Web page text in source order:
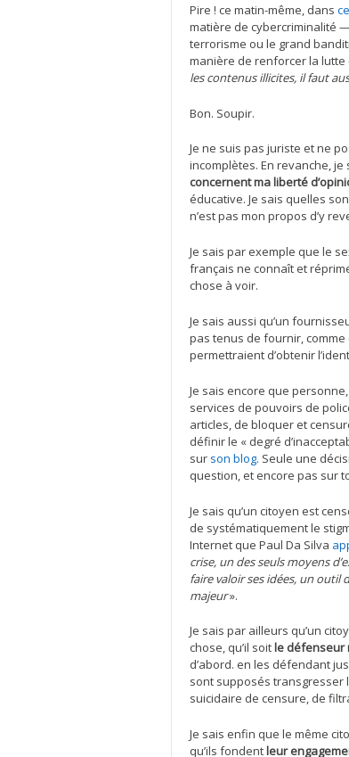
Pire ! ce matin-même, dans
matière de cybercriminalité
terrorisme ou le grand
manière de renforcer la
les contenus illicites, il faut
Bon. Soupir.
Je ne suis pas juriste et ne
incomplètes. En revanche,
concernent ma liberté
éducative. Je sais quelles
n’est pas mon propos d’y
Je sais par exemple que le
français ne connaît et
chose à voir.
Je sais aussi qu’un
pas tenus de fournir,
permettraient d’obtenir
Je sais encore que
services de pouvoirs de
articles, de bloquer et
définir le « degré
sur son blog. Seule une
question, et encore pas sur
Je sais qu’un citoyen est
de systématiquement le
Internet que Paul Da Silva
crise, un des seuls moyens
faire valoir ses idées, un outil
majeur».
Je sais par ailleurs qu’un
chose, qu’il soit le défenseur
d’abord. en les défendant
sont supposés transgresser
suicidaire de censure, de
Je sais enfin que le même
qu’ils fondentleur